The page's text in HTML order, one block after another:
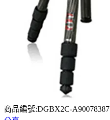
商品編號:DGBX2C-A90078387